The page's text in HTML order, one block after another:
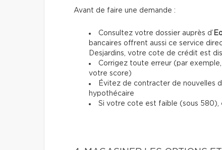
Avant de faire une demande :
Consultez votre dossier auprès d’
bancaires offrent aussi ce service
Desjardins, votre cote de crédit est
Corrigez toute erreur (par
votre score)
Évitez de contracter de nouvelles
hypothécaire
Si votre cote est faible (sous 580),